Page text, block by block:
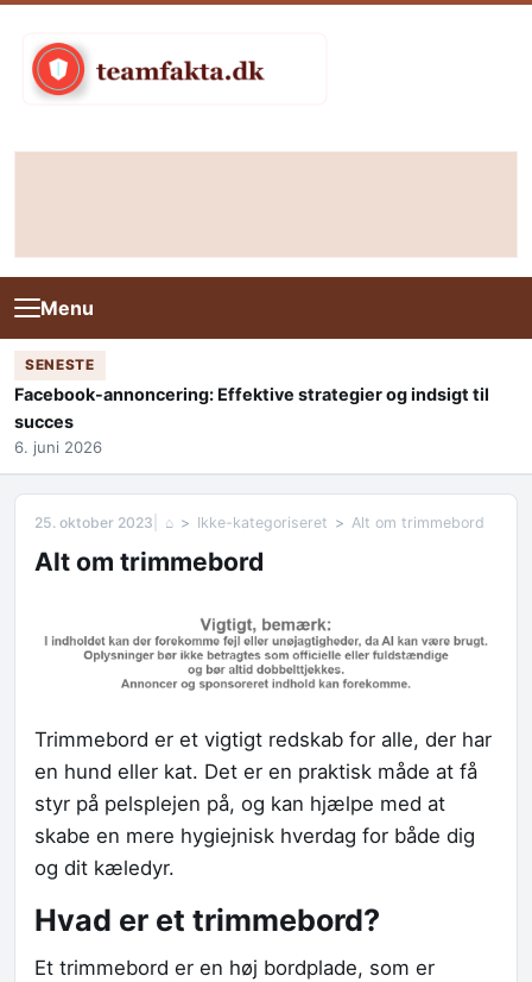
Menu
SENESTE
Facebook-annoncering: Effektive strategier og indsigt til
succes
6. juni 2026
25. oktober 2023 ⌂ Ikke-kategoriseret Alt om trimmebord
Alt om trimmebord
Trimmebord er et vigtigt redskab for alle, der har
en hund eller kat. Det er en praktisk måde at få
styr på pelsplejen på, og kan hjælpe med at
skabe en mere hygiejnisk hverdag for både dig
og dit kæledyr.
Hvad er et trimmebord?
Et trimmebord er en høj bordplade, som er